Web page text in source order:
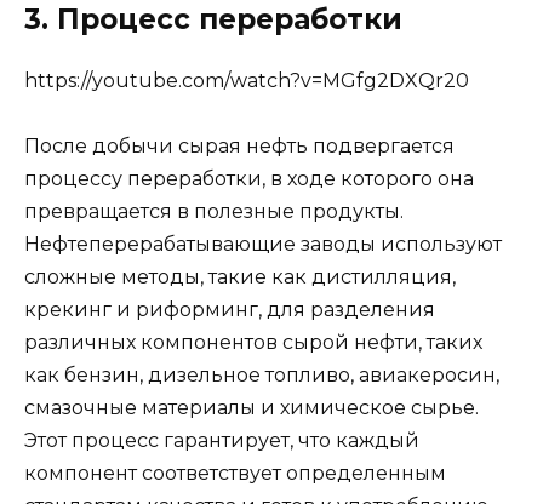
3. Процесс переработки
https://youtube.com/watch?v=MGfg2DXQr20
После добычи сырая нефть подвергается
процессу переработки, в ходе которого она
превращается в полезные продукты.
Нефтеперерабатывающие заводы используют
сложные методы, такие как дистилляция,
крекинг и риформинг, для разделения
различных компонентов сырой нефти, таких
как бензин, дизельное топливо, авиакеросин,
смазочные материалы и химическое сырье.
Этот процесс гарантирует, что каждый
компонент соответствует определенным